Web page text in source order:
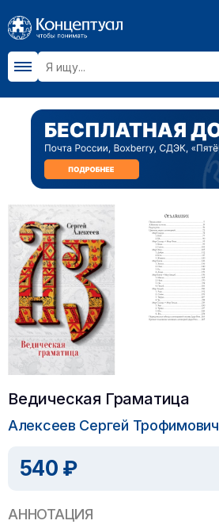
Ведическая Граматица
Алексеев Сергей Трофимович
540 ₽
АННОТАЦИЯ